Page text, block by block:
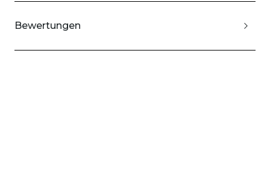
Bewertungen